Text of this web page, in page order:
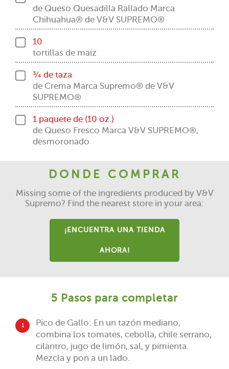
de Queso Quesadilla Rallado Marca
Chihuahua® de V&V SUPREMO®
10
tortillas de maíz
¾ de taza
de Crema Marca Supremo® de V&V
SUPREMO®
1 paquete de (10 oz.)
de Queso Fresco Marca V&V SUPREMO®,
desmoronado
DONDE COMPRAR
Missing some of the ingredients produced by V&V
Supremo? Find the nearest store in your area:
¡ENCUENTRA UNA TIENDA
AHORA!
5 Pasos para completar
1
Pico de Gallo: En un tazón mediano,
combina los tomates, cebolla, chile serrano,
cilantro, jugo de limón, sal, y pimienta.
Mezcla y pon a un lado.